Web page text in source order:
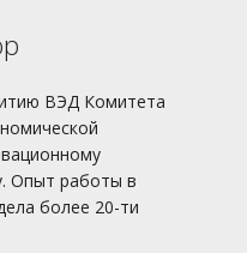
ВЭД Комитета
Опыт работы в
более 20-ти